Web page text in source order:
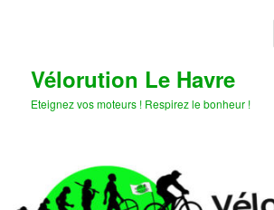
Vélorution Le Havre
Eteignez vos moteurs ! Respirez le bonheur !